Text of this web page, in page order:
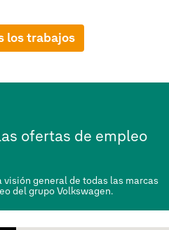
los trabajos
ofertas de empleo
visión general de todas las marcas
del grupo Volkswagen.